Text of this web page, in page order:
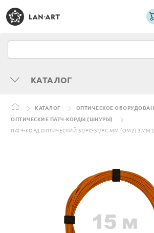
КАТАЛОГ
КАТАЛОГ
ОПТИЧЕСКОЕ
ОПТИЧЕСКИЕ ПАТЧ-КОРДЫ (ШНУРЫ)
ПАТЧ-КОРД ОПТИЧЕСКИЙ ST/PC-ST/PC MM (OM2) 3MM